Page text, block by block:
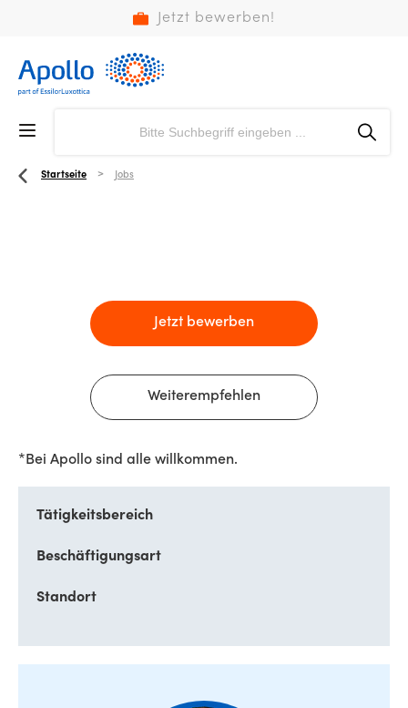
Jetzt bewerben!
Startseite Jobs
Jetzt bewerben
Weiterempfehlen
*Bei Apollo sind alle willkommen.
Tätigkeitsbereich
Beschäftigungsart
Standort